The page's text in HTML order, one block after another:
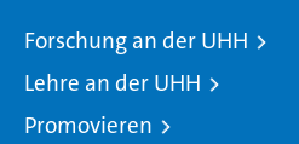
Forschung an der UHH
Lehre an der UHH
Promovieren